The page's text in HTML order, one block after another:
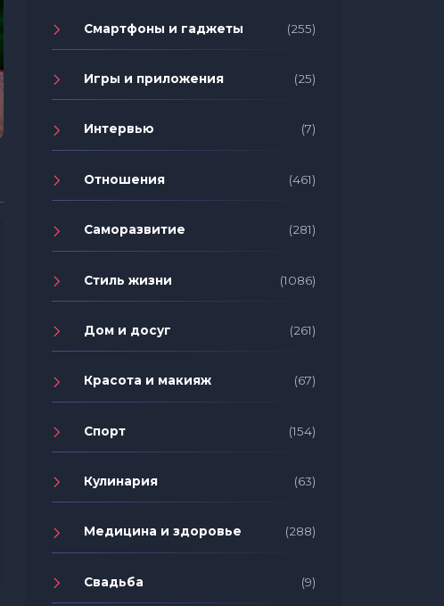
Смартфоны и гаджеты (255)
Игры и приложения (25)
Интервью (7)
Отношения (461)
Саморазвитие (281)
Стиль жизни (1086)
Дом и досуг (261)
Красота и макияж (67)
Спорт (154)
Кулинария (63)
Медицина и здоровье (288)
Свадьба (9)